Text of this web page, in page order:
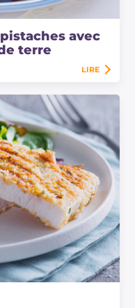
avec
terre
LIRE